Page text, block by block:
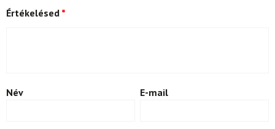
Értékelésed *
Név E-mail